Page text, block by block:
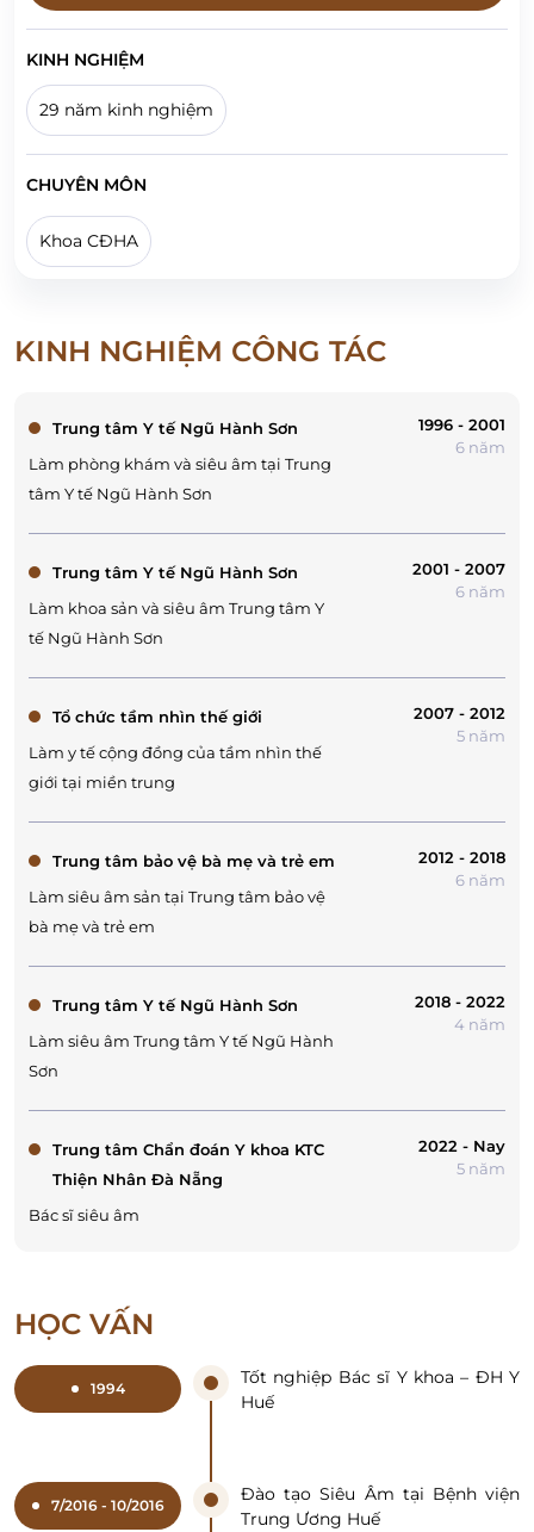
KINH NGHIỆM
29 năm kinh nghiệm
CHUYÊN MÔN
Khoa CĐHA
KINH NGHIỆM CÔNG TÁC
Trung tâm Y tế Ngũ Hành Sơn
Làm phòng khám và siêu âm tại Trung
tâm Y tế Ngũ Hành Sơn
1996 - 2001
6 năm
Trung tâm Y tế Ngũ Hành Sơn
Làm khoa sản và siêu âm Trung tâm Y
tế Ngũ Hành Sơn
2001 - 2007
6 năm
Tổ chức tầm nhìn thế giới
Làm y tế cộng đồng của tầm nhìn thế
giới tại miền trung
2007 - 2012
5 năm
Trung tâm bảo vệ bà mẹ và trẻ em
Làm siêu âm sản tại Trung tâm bảo vệ
bà mẹ và trẻ em
2012 - 2018
6 năm
Trung tâm Y tế Ngũ Hành Sơn
Làm siêu âm Trung tâm Y tế Ngũ Hành
Sơn
2018 - 2022
4 năm
Trung tâm Chẩn đoán Y khoa KTC
Thiện Nhân Đà Nẵng
Bác sĩ siêu âm
2022 - Nay
5 năm
HỌC VẤN
1994
Tốt nghiệp Bác sĩ Y khoa – ĐH Y
Huế
7/2016 - 10/2016
Đào tạo Siêu Âm tại Bệnh viện
Trung Ương Huế